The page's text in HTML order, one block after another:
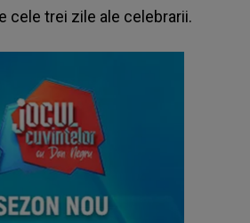
cele trei zile ale celebrarii.